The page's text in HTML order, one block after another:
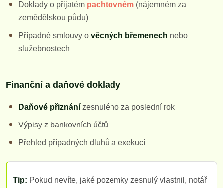
Doklady o přijatém pachtovném (nájemném za
zemědělskou půdu)
Případné smlouvy o věcných břemenech nebo
služebnostech
Finanční a daňové doklady
Daňové přiznání zesnulého za poslední rok
Výpisy z bankovních účtů
Přehled případných dluhů a exekucí
Tip: Pokud nevíte, jaké pozemky zesnulý vlastnil, notář